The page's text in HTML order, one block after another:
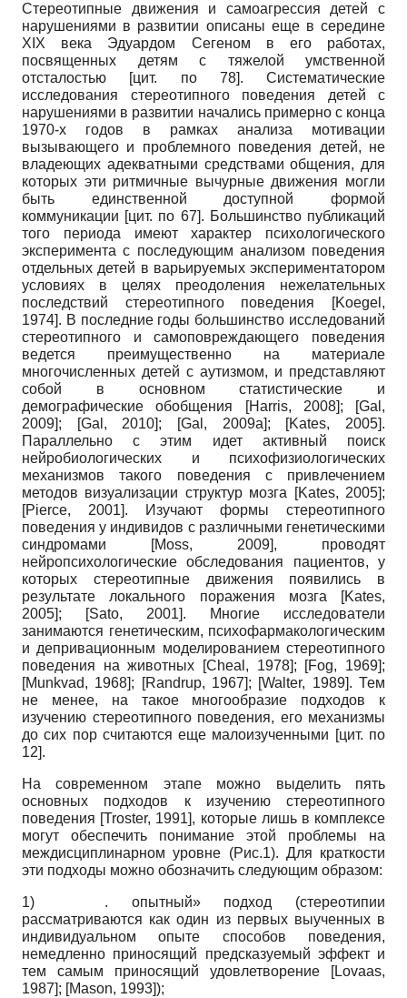
Стереотипные движения и самоагрессия детей с
нарушениями в развитии описаны еще в середине
XIX века Эдуардом Сегеном в его работах,
посвященных детям с тяжелой умственной
отсталостью [цит. по 78]. Систематические
исследования стереотипного поведения детей с
нарушениями в развитии начались примерно с конца
1970-х годов в рамках анализа мотивации
вызывающего и проблемного поведения детей, не
владеющих адекватными средствами общения, для
которых эти ритмичные вычурные движения могли
быть единственной доступной формой
коммуникации [цит. по 67]. Большинство публикаций
того периода имеют характер психологического
эксперимента с последующим анализом поведения
отдельных детей в варьируемых экспериментатором
условиях в целях преодоления нежелательных
последствий стереотипного поведения
[Koegel,
1974]. В последние годы большинство исследований
стереотипного и самоповреждающего поведения
ведется преимущественно на материале
многочисленных детей с аутизмом, и представляют
собой в основном статистические и
демографические обобщения
[Harris, 2008]; [Gal,
2009]; [Gal, 2010]; [Gal, 2009а]; [Kates, 2005].
Параллельно с этим идет активный поиск
нейробиологических и психофизиологических
механизмов такого поведения с привлечением
методов визуализации структур мозга
[Kates, 2005];
[Pierce, 2001]. Изучают формы стереотипного
поведения у индивидов с различными генетическими
синдромами
[Moss, 2009], проводят
нейропсихологические обследования пациентов, у
которых стереотипные движения появились в
результате локального поражения мозга
[Kates,
2005]; [Sato, 2001]. Многие исследователи
занимаются генетическим, психофармакологическим
и депри­вационным моделированием стереотипного
поведения на животных
[Cheal, 1978]; [Fog, 1969];
[Munkvad, 1968]; [Randrup, 1967]; [Walter, 1989]. Тем
не менее, на такое многообразие подходов к
изучению стереотипного поведения, его механизмы
до сих пор считаются еще малоизученными [цит. по
12].
На современном этапе можно выделить пять
основных подходов к изучению стереотипного
поведения [Troster, 1991], которые лишь в комплексе
могут обеспечить понимание этой проблемы на
междисциплинарном уровне (Рис.1). Для краткости
эти подходы можно обозначить следующим образом:
1) . опытный» подход (стереотипии
рассматриваются как один из первых выученных в
индивидуальном опыте способов поведения,
немедленно приносящий предсказуемый эффект и
тем самым приносящий удовлетворение
[Lovaas,
1987]; [Mason, 1993]);